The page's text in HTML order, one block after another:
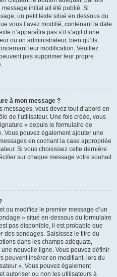
initial ait été publié. Si
un petit texte situé en dessous du
vous l’avez modifié, contenant la date
n’apparaîtra pas s’il s’agit d’une
ou un administrateur, bien qu’ils
leur modification. Veuillez
pas supprimer leur propre
à mon message ?
vous devez tout d’abord en
de l’utilisateur. Une fois créée, vous
» depuis le formulaire de
Vous pouvez également ajouter une
en cochant la case appropriée
Si vous choisissez cette dernière
sur chaque message votre souhait
ou modifiez le premier message d’un
» situé en-dessous du formulaire
pas disponible, il est probable que
des sondages. Saisissez le titre du
dans les champs adéquats,
nouvelle ligne. Vous pouvez définir
peuvent insérer en modifiant, lors du
». Vous pouvez également
autoriser ou non les utilisateurs à